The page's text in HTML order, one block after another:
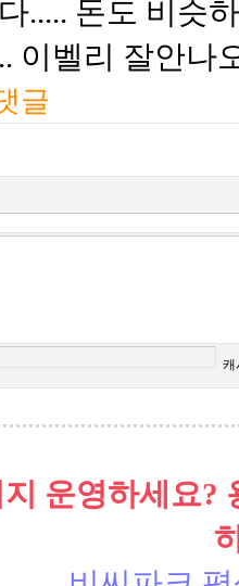
..... 돈도 비슷
이벨리 잘안나
글
캐
운영하세요?